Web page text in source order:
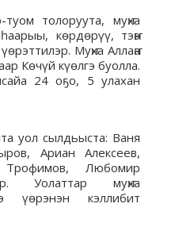
толоруута, муҥха
көрдөрүү, тэҥҥэ
Муҥха Аллаҥа
Көчүй күөлгэ буолла.
24 оҕо, 5 улахан
уол сылдьыста: Ваня
Ариан Алексеев,
Любомир
Уолаттар муҥха
үөрэнэн кэллибит